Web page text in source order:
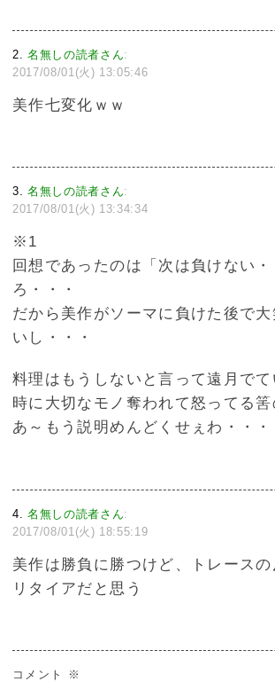
2 名無しの読者さん:
2017/08/01(火) 13:05:46
美作七変化ｗｗ
3 名無しの読者さん:
2017/08/01(火) 13:34:34
※1
回想であったのは「次は負けない
ろ・・・
だから美作がソーマに負けた後で
いし・・・
料理はもうしないと言って遠月で
時に大切なモノ奪われて怒ってる
あ～もう説明めんどくせぇわ・・・
4 名無しの読者さん:
2017/08/01(火) 18:55:19
美作は勝負に勝つけど、トレース
リタイアだと思う
コメント ※